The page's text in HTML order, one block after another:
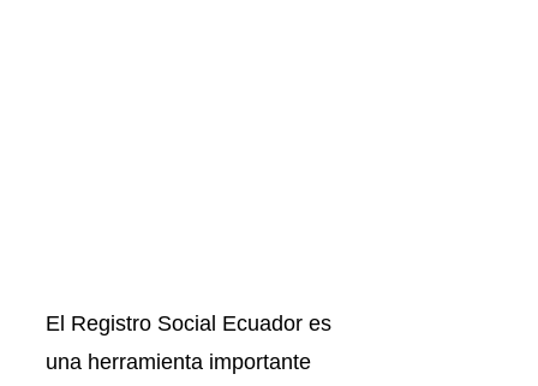
El Registro Social Ecuador es
una herramienta importante